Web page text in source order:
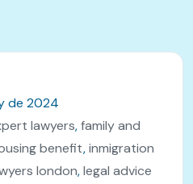
de 2024
lawyers,family and
benefit,inmigration
london,legal advice